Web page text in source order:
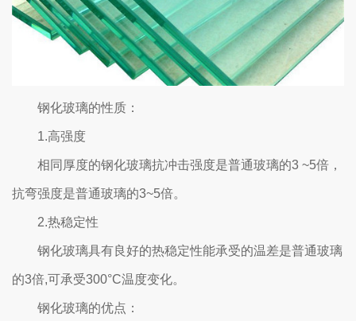
钢化玻璃的性质：
1.高强度
相同厚度的钢化玻璃抗冲击强度是普通玻璃的3 ~5倍，
抗弯强度是普通玻璃的3~5倍。
2.热稳定性
钢化玻璃具有良好的热稳定性能承受的温差是普通玻璃
的3倍,可承受300°C温度变化。
钢化玻璃的优点：